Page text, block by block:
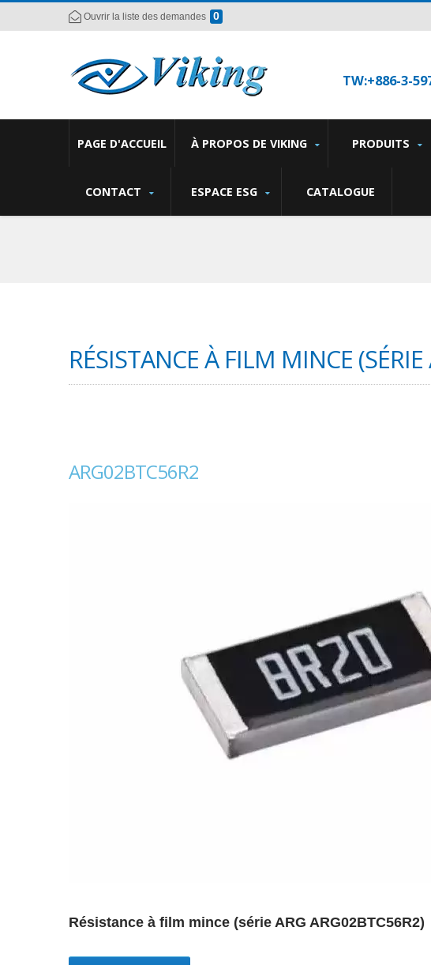
Ouvrir la liste des demandes 0
TW:+886-3-
PAGE D'ACCUEIL À PROPOS DE VIKING PRODUITS
CONTACT ESPACE ESG CATALOGUE
RÉSISTANCE À FILM MINCE
ARG02BTC56R2
Résistance à film mince (série ARG ARG02BTC56R2)